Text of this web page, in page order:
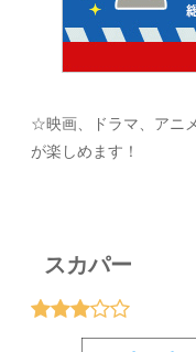
☆映画、ドラマ、アニ
が楽しめます！
スカパー